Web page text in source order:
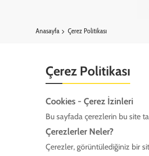
Anasayfa Çerez Politikası
Çerez Politikası
Cookies - Çerez İzinleri
Bu sayfada çerezlerin bu site
Çerezlerler Neler?
Çerezler, görüntülediğiniz bir